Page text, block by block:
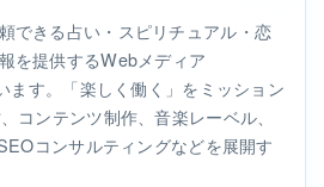
できる占い・スピリチュアル・恋
を提供するWebメディア
ます。「楽しく働く」をミッション
コンテンツ制作、音楽レーベル、
コンサルティングなどを展開す